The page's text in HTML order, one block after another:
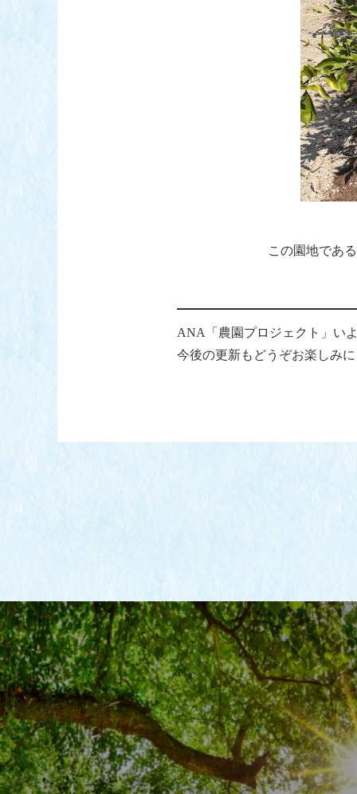
この園地であ
ANA「農園プロジェクト」い
今後の更新もどうぞお楽しみ